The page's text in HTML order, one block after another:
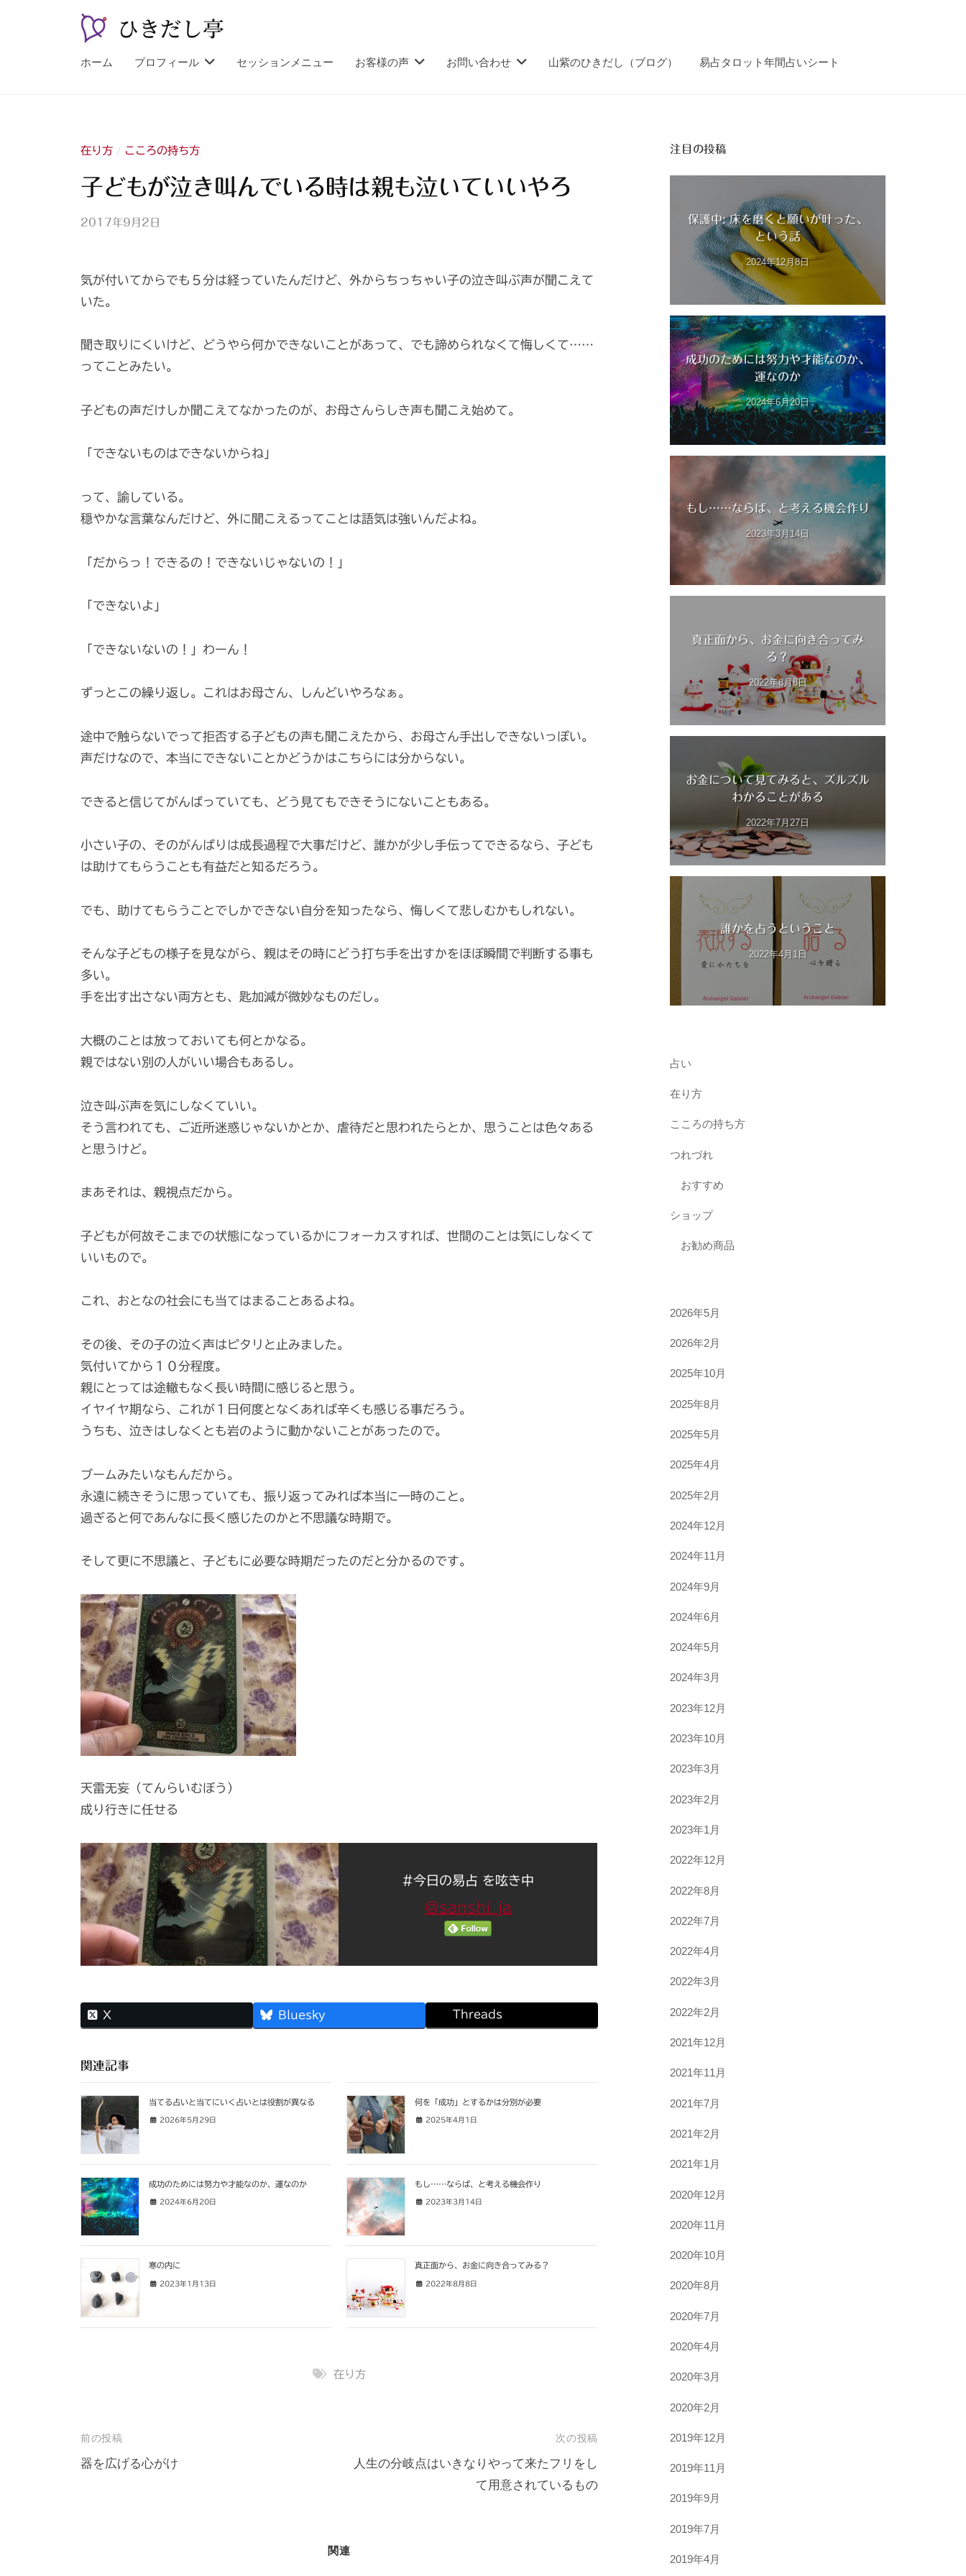
ひ
亭
漫
山
紫
ホーム プロフィール セッションメニュー お客様の声 お問い合わせ 山紫のひきだし（ブログ） 易占タロット年間占いシート
在り方 / こころの持ち方
子どもが泣き叫んでいる時は親も泣いていいやろ
2017年9月2日
紫
n
気が付いてからでも５分は経っていたんだけど、外からちっちゃい子の泣き叫ぶ声が聞こえて
いた。
聞き取りにくいけど、どうやら何かできないことがあって、でも諦められなくて悔しくて……
ってことみたい。
子どもの声だけしか聞こえてなかったのが、お母さんらしき声も聞こえ始めて。
「できないものはできないからね」
って、諭している。
穏やかな言葉なんだけど、外に聞こえるってことは語気は強いんだよね。
「だからっ！できるの！できないじゃないの！」
「できないよ」
「できないないの！」わーん！
ずっとこの繰り返し。これはお母さん、しんどいやろなぁ。
途中で触らないでって拒否する子どもの声も聞こえたから、お母さん手出しできないっぽい。
声だけなので、本当にできないことかどうかはこちらには分からない。
できると信じてがんばっていても、どう見てもできそうにないこともある。
小さい子の、そのがんばりは成長過程で大事だけど、誰かが少し手伝ってできるなら、子ども
は助けてもらうことも有益だと知るだろう。
でも、助けてもらうことでしかできない自分を知ったなら、悔しくて悲しむかもしれない。
そんな子どもの様子を見ながら、親はその時にどう打ち手を出すかをほぼ瞬間で判断する事も
多い。
手を出す出さない両方とも、匙加減が微妙なものだし。
大概のことは放っておいても何とかなる。
親ではない別の人がいい場合もあるし。
泣き叫ぶ声を気にしなくていい。
そう言われても、ご近所迷惑じゃないかとか、虐待だと思われたらとか、思うことは色々ある
と思うけど。
まあそれは、親視点だから。
子どもが何故そこまでの状態になっているかにフォーカスすれば、世間のことは気にしなくて
いいもので。
これ、おとなの社会にも当てはまることあるよね。
その後、その子の泣く声はピタリと止みました。
気付いてから１０分程度。
親にとっては途轍もなく長い時間に感じると思う。
イヤイヤ期なら、これが１日何度となくあれば辛くも感じる事だろう。
うちも、泣きはしなくとも岩のように動かないことがあったので。
ブームみたいなもんだから。
永遠に続きそうに思っていても、振り返ってみれば本当に一時のこと。
過ぎると何であんなに長く感じたのかと不思議な時期で。
そして更に不思議と、子どもに必要な時期だったのだと分かるのです。
天雷无妄（てんらいむぼう）
成り行きに任せる
#今日の易占 を呟き中
@sanshi_ja
X Bluesky Threads
関連記事
当てる占いと当てにいく占いとは役割が異なる
2026年5月29日
何を「成功」とするかは分別が必要
2025年4月1日
成功のためには努力や才能なのか、運なのか
2024年6月20日
もし……ならば、と考える機会作り
2023年3月14日
寒の内に
2023年1月13日
真正面から、お金に向き合ってみる？
2022年8月8日
在り方
投
稿
前の投稿
器を広げる心がけ
次の投稿
人生の分岐点はいきなりやって来たフリをし
て用意されているもの
関連
注目の投稿
保護中: 床を磨くと願いが叶った、
という話
2024年12月8日
成功のためには努力や才能なのか、
運なのか
2024年6月20日
もし……ならば、と考える機会作り
2023年3月14日
真正面から、お金に向き合ってみ
る？
2022年8月8日
お金について見てみると、ズルズル
わかることがある
2022年7月27日
誰かを占うということ
2022年4月1日
占い
在り方
こころの持ち方
つれづれ
おすすめ
ショップ
お勧め商品
2026年5月
2026年2月
2025年10月
2025年8月
2025年5月
2025年4月
2025年2月
2024年12月
2024年11月
2024年9月
2024年6月
2024年5月
2024年3月
2023年12月
2023年10月
2023年3月
2023年2月
2023年1月
2022年12月
2022年8月
2022年7月
2022年4月
2022年3月
2022年2月
2021年12月
2021年11月
2021年7月
2021年2月
2021年1月
2020年12月
2020年11月
2020年10月
2020年8月
2020年7月
2020年4月
2020年3月
2020年2月
2019年12月
2019年11月
2019年9月
2019年7月
2019年4月
し
亭